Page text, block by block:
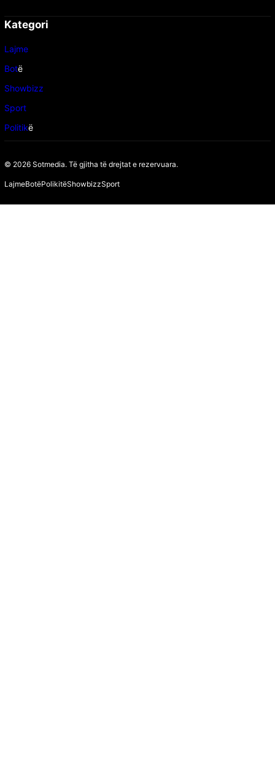
Kategori
Lajme
Botë
Showbizz
Sport
Politikë
© 2026 Sotmedia. Të gjitha të drejtat e rezervuara.
LajmeBotëPolikitëShowbizzSport